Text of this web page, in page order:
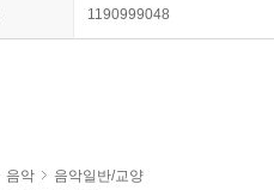
1190999048
음악
음악일반/교양